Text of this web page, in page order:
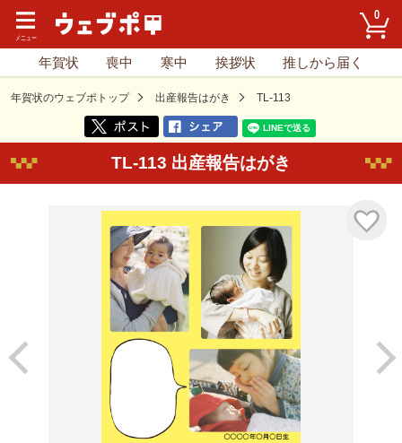
0
年賀状 喪中 寒中 挨拶状 推しから届く
年賀状のウェブポトップ 出産報告はがき TL-113
TL-113 出産報告はがき